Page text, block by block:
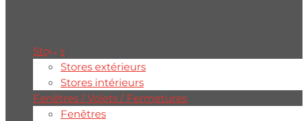
Stores
Stores extérieurs
Stores intérieurs
Fenêtres / Volets / Fermetures
Fenêtres
Stores intérieurs